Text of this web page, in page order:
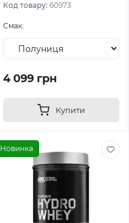
Код товару: 60973
Смак:
4 099 грн
Купити
Новинка